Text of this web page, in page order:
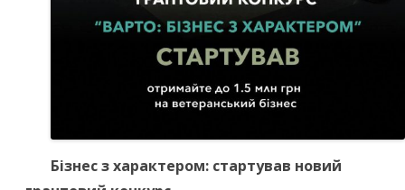
Бізнес з характером: стартував новий